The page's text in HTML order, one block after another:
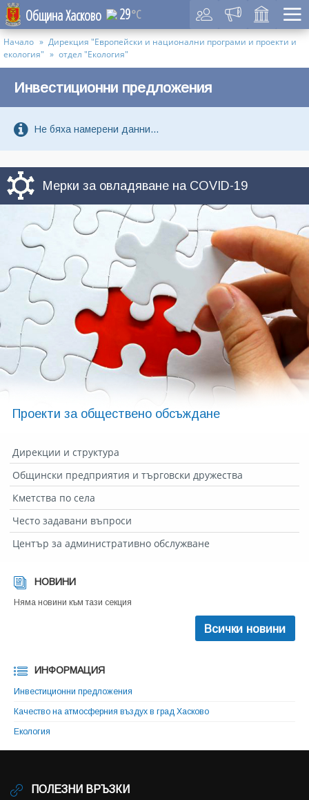
Община Хасково 29°C
Начало
Дирекция "Европейски и национални програми и проекти и
екология"
отдел "Екология"
Инвестиционни предложения
Не бяха намерени данни...
Мерки за овладяване на COVID-19
Проекти за обществено обсъждане
Дирекции и структура
Общински предприятия и търговски дружества
Кметства по села
Често задавани въпроси
Център за административно обслужване
НОВИНИ
Няма новини към тази секция
Всички новини
ИНФОРМАЦИЯ
Инвестиционни предложения
Качество на атмосферния въздух в град Хасково
Екология
ПОЛЕЗНИ ВРЪЗКИ